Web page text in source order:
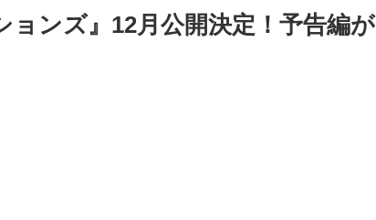
ンズ』12月公開決定！予告編が